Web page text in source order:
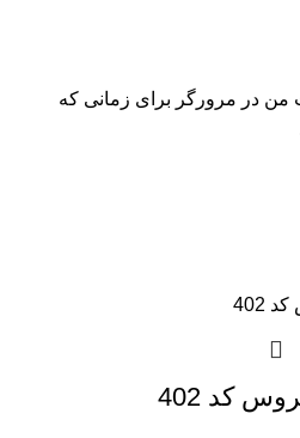
من در مرورگر برای زمانی که
کد 402